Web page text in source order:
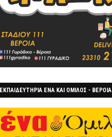
ΕΚΠΑΙΔΕΥΤΗΡΙΑ ΕΝΑ ΚΑΙ ΟΜΙΛΟΣ - ΒΕΡΟΙΑ